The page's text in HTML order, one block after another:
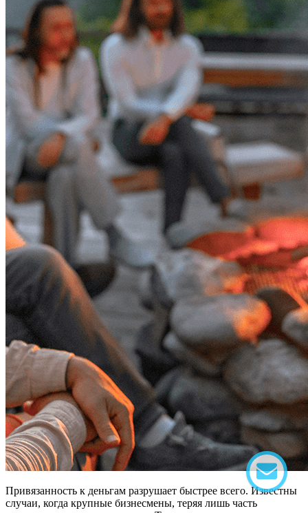
Привязанность к деньгам разрушает быстрее всего. Известны
случаи, когда крупные бизнесмены, теряя лишь часть